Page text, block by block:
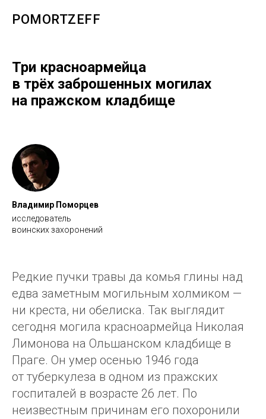
POMORTZEFF
Три красноармейца
в трёх заброшенных могилах
на пражском кладбище
Владимир Поморцев
исследователь
воинских захоронений
Редкие пучки травы да комья глины над
едва заметным могильным холмиком —
ни креста, ни обелиска. Так выглядит
сегодня могила красноармейца Николая
Лимонова на Ольшанском кладбище в
Праге. Он умер осенью 1946 года
от туберкулеза в одном из пражских
госпиталей в возрасте 26 лет. По
неизвестным причинам его похоронили